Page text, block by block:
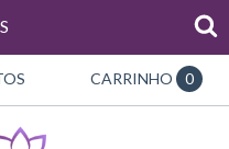
CARRINHO 0